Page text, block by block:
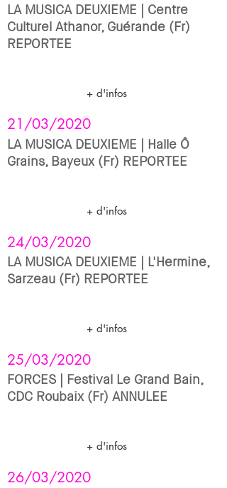
LA MUSICA DEUXIEME | Centre
Culturel Athanor, Guérande (Fr)
REPORTEE
+ d'infos
21/03/2020
LA MUSICA DEUXIEME | Halle Ô
Grains, Bayeux (Fr) REPORTEE
+ d'infos
24/03/2020
LA MUSICA DEUXIEME | L'Hermine,
Sarzeau (Fr) REPORTEE
+ d'infos
25/03/2020
FORCES | Festival Le Grand Bain,
CDC Roubaix (Fr) ANNULEE
+ d'infos
26/03/2020